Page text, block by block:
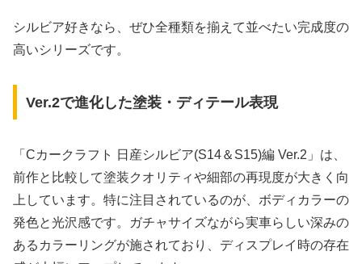
シルビア好きなら、ぜひ全種類を揃えて並べたい完成度の
高いシリーズです。
Ver.2で進化した塗装・ディテール表現
「Cカークラフト 日産シルビア(S14＆S15)編 Ver.2」は、
前作と比較して塗装クオリティや細部の再現度が大きく向
上しています。特に注目されているのが、ボディカラーの
発色と光沢感です。ガチャサイズながら実車らしい深みの
あるカラーリングが施されており、ディスプレイ時の存在